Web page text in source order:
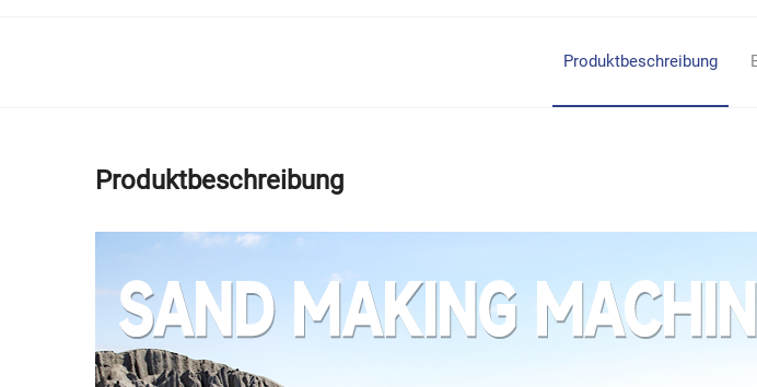
Produktbeschreibung
Produktbeschreibung